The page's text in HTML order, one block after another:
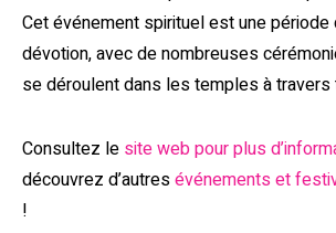
Cet événement spirituel est une
dévotion, avec de nombreuses
se déroulent dans les temples à travers
Consultez le site web pour plus
découvrez d’autresévénements et
!